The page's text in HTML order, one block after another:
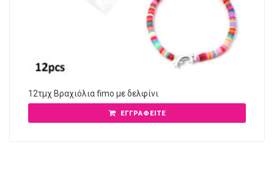
12τμχ Βραχιόλια fimo με δελφίνι
ΕΓΓΡΑΦΕΊΤΕ